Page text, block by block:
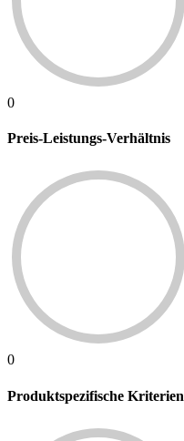
0
Preis-Leistungs-Verhältnis
0
Produktspezifische Kriterien